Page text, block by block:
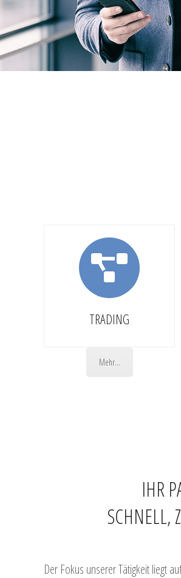
TRADING
Mehr...
IHR
SCHNELL,
Der Fokus unserer Tätigkeit liegt